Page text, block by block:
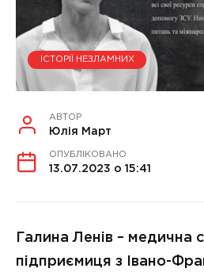
ІСТОРІЇ НЕЗЛАМНИХ
АВТОР
Юлія Март
ОПУБЛІКОВАНО
13.07.2023 о 15:41
Галина Ленів – медична
підприємиця з Івано-